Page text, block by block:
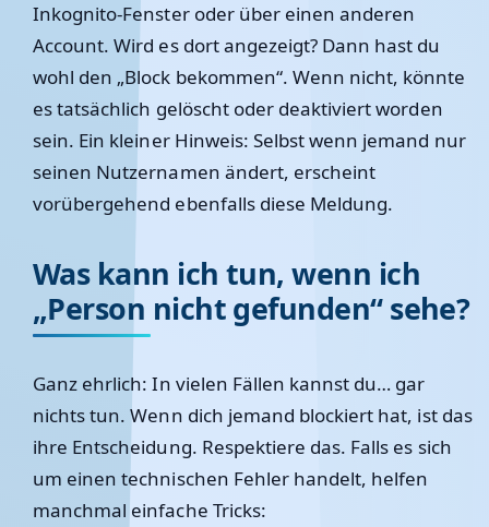
Inkognito-Fenster oder über einen anderen
Account. Wird es dort angezeigt? Dann hast du
wohl den „Block bekommen“. Wenn nicht, könnte
es tatsächlich gelöscht oder deaktiviert worden
sein. Ein kleiner Hinweis: Selbst wenn jemand nur
seinen Nutzernamen ändert, erscheint
vorübergehend ebenfalls diese Meldung.
Was kann ich tun, wenn ich
„Person nicht gefunden“ sehe?
Ganz ehrlich: In vielen Fällen kannst du… gar
nichts tun. Wenn dich jemand blockiert hat, ist das
ihre Entscheidung. Respektiere das. Falls es sich
um einen technischen Fehler handelt, helfen
manchmal einfache Tricks: